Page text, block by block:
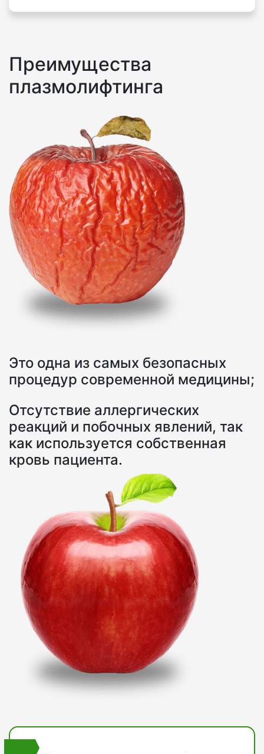
Преимущества
плазмолифтинга
Это одна из самых безопасных
процедур современной медицины;
Отсутствие аллергических
реакций и побочных явлений, так
как используется собственная
кровь пациента.